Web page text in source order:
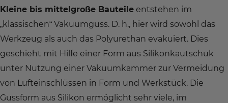
Kleine bis mittelgroße Bauteile entstehen im
„klassischen“ Vakuumguss. D. h., hier wird sowohl das
Werkzeug als auch das Polyurethan evakuiert. Dies
geschieht mit Hilfe einer Form aus Silikonkautschuk
unter Nutzung einer Vakuumkammer zur Vermeidung
von Lufteinschlüssen in Form und Werkstück. Die
Gussform aus Silikon ermöglicht sehr viele, im